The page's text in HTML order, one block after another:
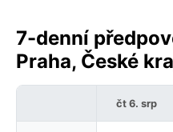
7-denní
Praha, České
čt 6. srp